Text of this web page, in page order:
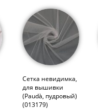
Сетка невидимка,
для вышивки
(Paudà, пудровый)
(013179)